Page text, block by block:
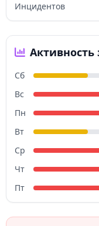
Инцидентов
Сб
Вс
Пн
Вт
Ср
Чт
Пт